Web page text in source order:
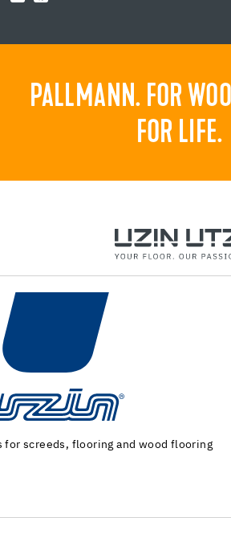
PALLMANN. FOR
FOR LIFE.
Machinery and special tools for